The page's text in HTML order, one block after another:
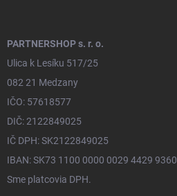
PARTNERSHOP s. r. o.
Ulica k Lesíku 517/25
082 21 Medzany
IČO: 57618577
DIČ: 2122849025
IČ DPH: SK2122849025
IBAN: SK73 1100 0000 0029 4429 9360
Sme platcovia DPH.